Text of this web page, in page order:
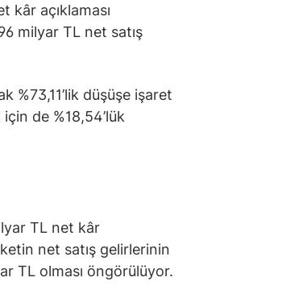
kâr açıklaması
milyar TL net satış
%73,11’lik düşüşe işaret
de %18,54’lük
TL net kâr
net satış gelirlerinin
TL olması öngörülüyor.